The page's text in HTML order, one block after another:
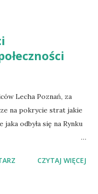
sześć tygodni.
nauka/artykul.aspx?
Lecha Poznań, za
na pokrycie strat jakie
odbyła się na Rynku
prawie 300 osóbCZYTAJ WIĘCEJ